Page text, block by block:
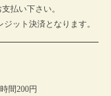
払い下さい。
ット決済となります。
間200円